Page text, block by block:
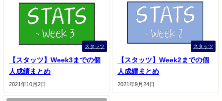
スタッツ
【スタッツ】Week3までの個
人成績まとめ
2021年10月2日
スタッツ
【スタッツ】Week2までの個
人成績まとめ
2021年9月24日